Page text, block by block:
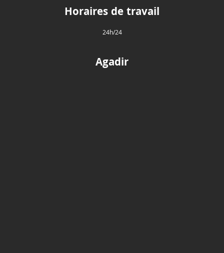
Horaires de travail
24h/24
Agadir